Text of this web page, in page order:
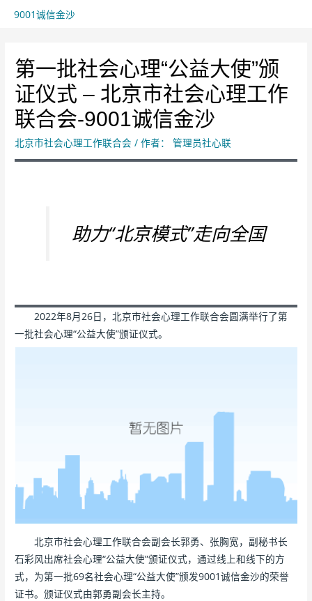
9001诚信金沙
第一批社会心理“公益大使”颁
证仪式 – 北京市社会心理工作
联合会-9001诚信金沙
北京市社会心理工作联合会 / 作者： 管理员社心联
助力“北京模式”走向全国
2022年8月26日，北京市社会心理工作联合会圆满举行了第
一批社会心理“公益大使”颁证仪式。
北京市社会心理工作联合会副会长郭勇、张胸宽，副秘书长
石彩风出席社会心理“公益大使”颁证仪式，通过线上和线下的方
式，为第一批69名社会心理“公益大使”颁发9001诚信金沙的荣誉
证书。颁证仪式由郭勇副会长主持。